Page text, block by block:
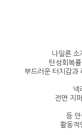
나일론 소
탄성회복
부드러운 터치감과
넥
전면 지
등
활동적